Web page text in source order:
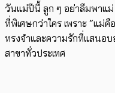
วันแม่ปีนี้ ลูก ๆ อย่าลืมพาแม่
ที่พิเศษกว่าใคร เพราะ “แม่
ทรงจำและความรักที่แสนอ
สาขาทั่วประเทศ